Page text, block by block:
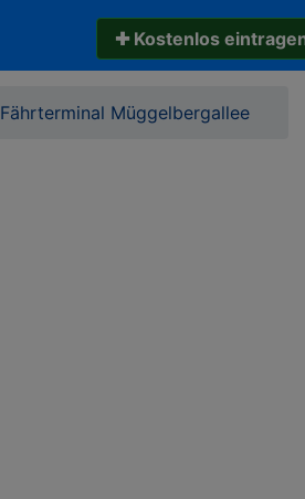
✚ Kostenlos
Fährterminal Müggelbergallee